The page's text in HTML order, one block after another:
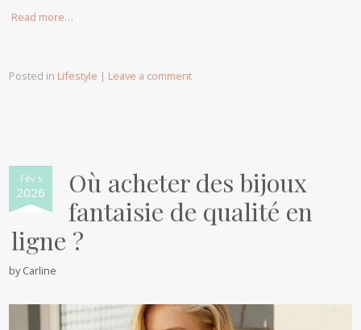
Read more…
Posted in Lifestyle | Leave a comment
Fév 5
2026
Où acheter des bijoux
fantaisie de qualité en
ligne ?
byCarline